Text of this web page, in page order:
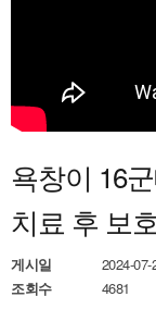
욕창이 16
치료 후 보
게시일
2024-
조회수
4681